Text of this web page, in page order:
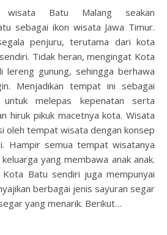
sebagai ikon wisata Jawa Timur.
penjuru, terutama dari kota
Tidak heran, mengingat Kota
lereng gunung, sehingga berhawa
Menjadikan tempat ini sebagai
melepas kepenatan serta
hiruk pikuk macetnya kota. Wisata
oleh tempat wisata dengan konsep
Hampir semua tempat wisatanya
yang membawa anak anak.
Batu sendiri juga mempunyai
berbagai jenis sayuran segar
yang menarik. Berikut…